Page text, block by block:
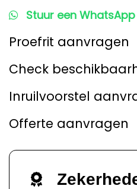
Stuur een
Proefrit aanvragen
Check
Inruilvoorstel
Offerte aanvragen